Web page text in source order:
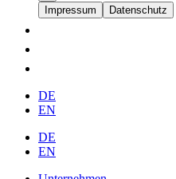
Impressum
Datenschutz
DE
EN
DE
EN